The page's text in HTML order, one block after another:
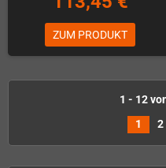
ZUM PRODUKT
1 - 12
1
2